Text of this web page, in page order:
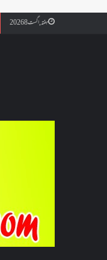
ہفتہ, اگست 8 2026